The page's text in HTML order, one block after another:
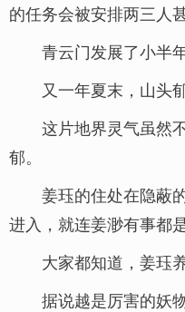
的任务会被安排两三人
青云门发展了小半
又一年夏末，山头
这片地界灵气虽然
郁。
姜珏的住处在隐蔽
进入，就连姜渺有事都
大家都知道，姜珏
据说越是厉害的妖